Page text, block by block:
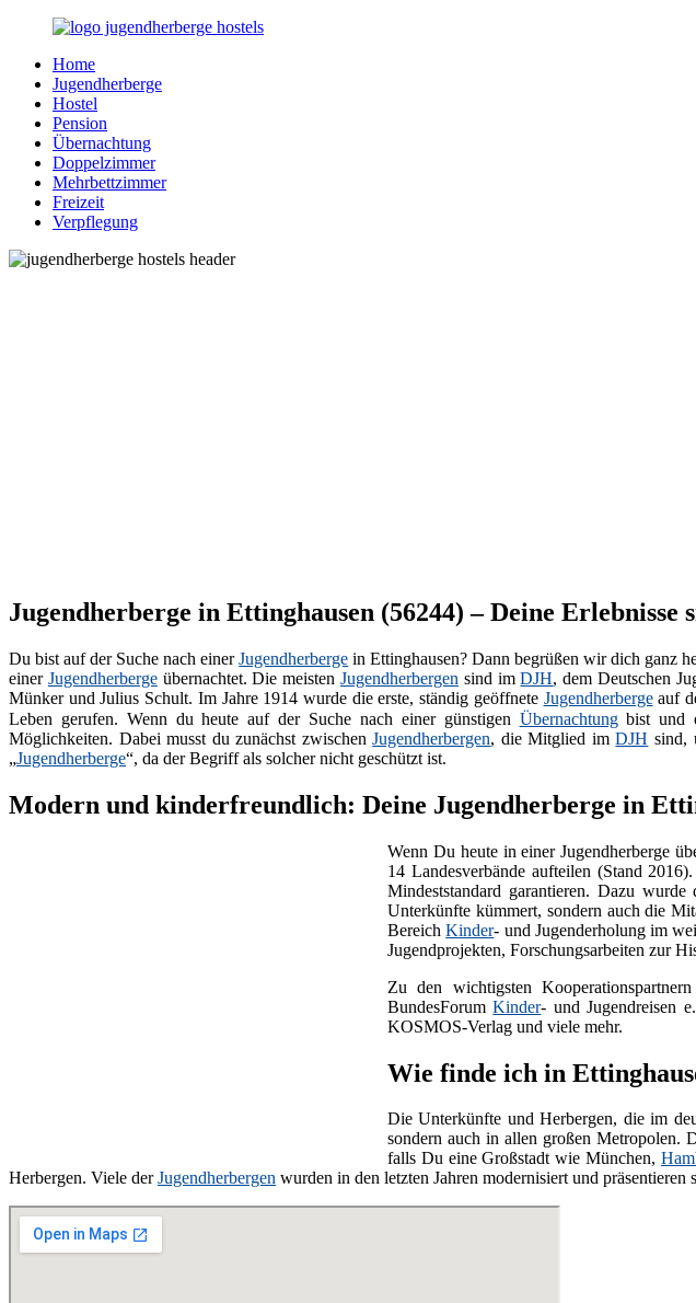
Zurück
Inhalt
Jugendherberge-
Hostels.de
Reisen
junge
jung
gebliebene
Menschen
Home
Jugendherberge
Hostel
Pension
Übernachtung
Doppelzimmer
Mehrbettzimmer
Freizeit
Verpflegung
Jugendherberge in Ettinghausen (56244) – Deine Erlebnisse
Du bist auf der Suche nach einerJugendherberge in Ettinghausen? Dann begrüßen wir dich ganz
einer Jugendherbergeübernachtet. Die meistenJugendherbergen sind imDJH, dem Deutschen
Münker und Julius Schult. Im Jahre 1914 wurde die erste, ständig geöffnete Jugendherbergeauf
Leben gerufen. Wenn du heute auf der Suche nach einer günstigen Übernachtungbist und
Möglichkeiten. Dabei musst du zunächst zwischenJugendherbergen, die Mitglied imDJH sind,
„Jugendherberge“, da der Begriff als solcher nicht geschützt ist.
Modern und kinderfreundlich: Deine Jugendherberge in
Wenn Du heute in einer Jugendherberge
14 Landesverbände aufteilen (Stand
Mindeststandard garantieren. Dazu
Unterkünfte kümmert, sondern auch die
BereichKinder- und Jugenderholung im
Jugendprojekten, Forschungsarbeiten zur
Zu den wichtigsten
BundesForumKinder- und Jugendreisen
KOSMOS-Verlag und viele mehr.
Wie finde ich in
Die Unterkünfte und Herbergen, die im
sondern auch in allen großen Metropolen.
falls Du eine Großstadt wie München,
Herbergen. Viele derJugendherbergen wurden in den letzten Jahren modernisiert und